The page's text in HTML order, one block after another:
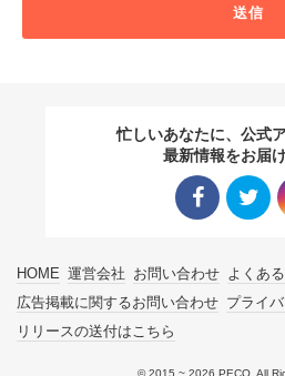
送信
忙しいあなたに、公式
最新情報をお届
HOME 運営会社 お問い合わせ よくあ
広告掲載に関するお問い合わせ プライ
リリースの送付はこちら
© 2015 ~ 2026 PECO. All